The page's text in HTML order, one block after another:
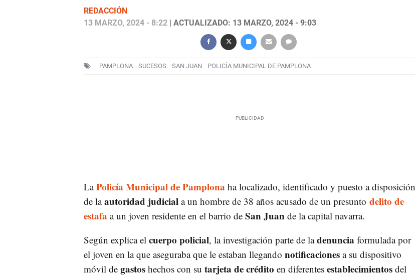
REDACCIÓN
13 MARZO, 2024 - 8:22| ACTUALIZADO: 13 MARZO, 2024 - 9:03
PAMPLONA SUCESOS SAN JUAN POLICÍA MUNICIPAL DE PAMPLONA
LaPolicía Municipal de Pamplona ha localizado, identificado y puesto a disposición
de laautoridad judicial a un hombre de 38 años acusado de un presunto delito de
estafa a un joven residente en el barrio de San Juan de la capital navarra.
Según explica el cuerpo policial, la investigación parte de ladenuncia formulada por
el joven en la que aseguraba que le estaban llegando notificaciones a su dispositivo
móvil de gastos hechos con su tarjeta de crédito en diferentes establecimientos del